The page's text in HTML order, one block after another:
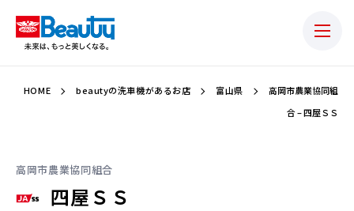
HOME beautyの洗車機があるお店 富山県
高岡市農業協同組
合 – 四屋ＳＳ
高岡市農業協同組合
四屋ＳＳ